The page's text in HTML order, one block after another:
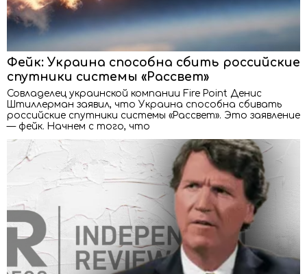
Фейк: Украина способна сбить российские
спутники системы «Рассвет»
Совладелец украинской компании Fire Point Денис
Штиллерман заявил, что Украина способна сбивать
российские спутники системы «Рассвет». Это заявление
— фейк. Начнем с того, что